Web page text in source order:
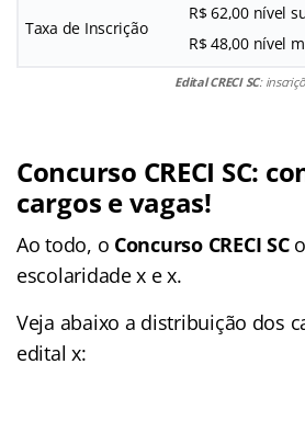
Taxa de Inscrição
R$ 62,00 nível
R$ 48,00 nível
Edital CRECI SC:
Concurso CRECI SC:
cargos e vagas!
Ao todo, o Concurso CRECI SC
escolaridade x e x.
Veja abaixo a distribuição dos
edital x: